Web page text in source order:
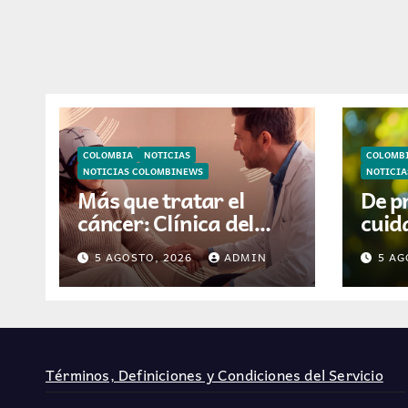
COLOMBIA
NOTICIAS
NOTICIAS COLOMBINEWS
Más que tratar el
cáncer: Clínica del
Country incorpora
tecnología que ayuda
a preservar el cabello
la quimioterapia
5 AGOSTO, 2026 ADMIN
De
5
Términos, Definiciones y Condiciones del Servicio